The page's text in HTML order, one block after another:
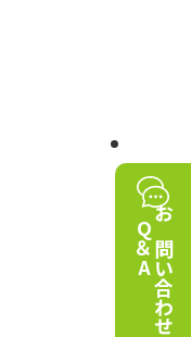
お問い合わせ
Q＆A